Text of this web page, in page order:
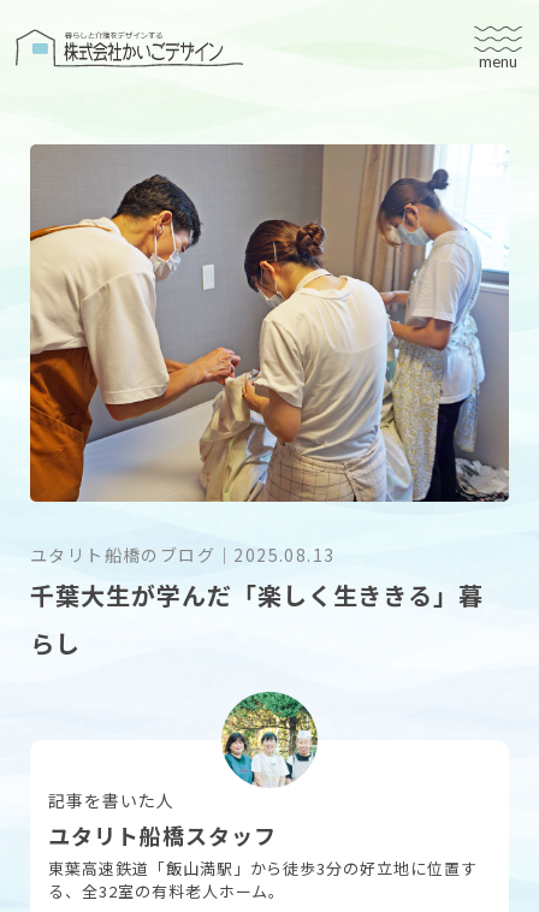
株式会社かいごデザイン
有料老人ホームユタリト
ユタリト船橋
ユタリト市川
デイサービスネスト実籾
建築設計
ブログ
会社案内
お問い合わせ
ユタリト船橋のブログ ｜ 2025.08.13
千葉大生が学んだ「楽しく生ききる」暮
らし
記事を書いた人
ユタリト船橋スタッフ
東葉高速鉄道「飯山満駅」から徒歩3分の好立地に位置す
る、全32室の有料老人ホーム。